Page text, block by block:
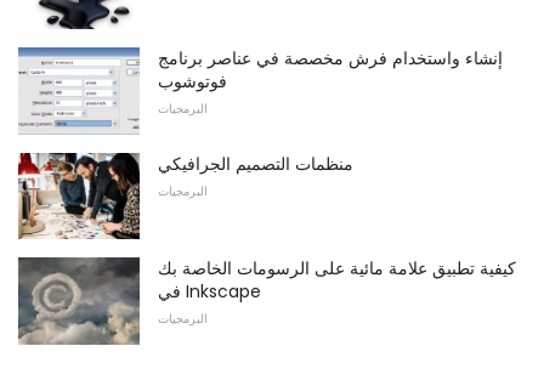
إنشاء واستخدام فرش مخصصة في عناصر برنامج
فوتوشوب
البرمجيات
منظمات التصميم الجرافيكي
البرمجيات
كيفية تطبيق علامة مائية على الرسومات الخاصة بك
في Inkscape
البرمجيات